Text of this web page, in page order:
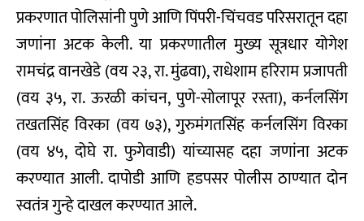
प्रकरणात पोलिसांनी पुणे आणि पिंपरी-चिंचवड परिसरातून दहा
जणांना अटक केली. या प्रकरणातील मुख्य सूत्रधार योगेश
रामचंद्र वानखेडे (वय २३, रा. मुंढवा), राधेशाम हरिराम प्रजापती
(वय ३५, रा. ऊरळी कांचन, पुणे-सोलापूर रस्ता), कर्नलसिंग
तखतसिंह विरका (वय ७३), गुरुमंगतसिंह कर्नलसिंग विरका
(वय ४५, दोघे रा. फुगेवाडी) यांच्यासह दहा जणांना अटक
करण्यात आली. दापोडी आणि हडपसर पोलीस ठाण्यात दोन
स्वतंत्र गुन्हे दाखल करण्यात आले.